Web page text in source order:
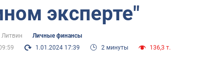
эксперте"
Литвин
Личные финансы
1.01.2024 17:39 2 минуты 136,3 т.